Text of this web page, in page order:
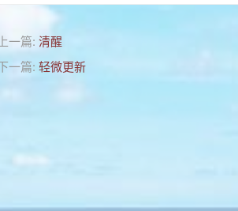
上一篇: 清醒
一篇: 轻微更新